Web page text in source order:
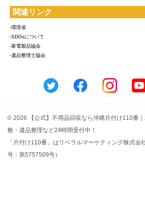
関連リンク
-環境省
-SDGsについて
-家電製品協会
-遺品整理士協会
© 2026 【公式】不用品回収なら沖縄片付け110番
敷・遺品整理など24時間受付中！
「片付け110番」はリベラルマーケティング株式会
号：第5757509号）